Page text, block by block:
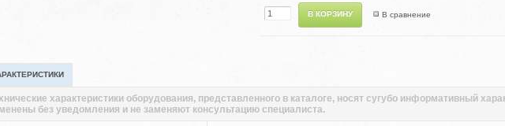
В сравнение
характеристики оборудования, представленного в каталоге, носят сугубо информативный
без уведомления и не заменяют консультацию специалиста.